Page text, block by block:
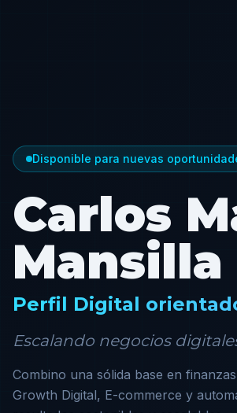
Disponible para nuevas
Carlos
Mansilla
Perfil Digital
Escalando negocios
Combino una sólida base en
Growth Digital, E-commerce y